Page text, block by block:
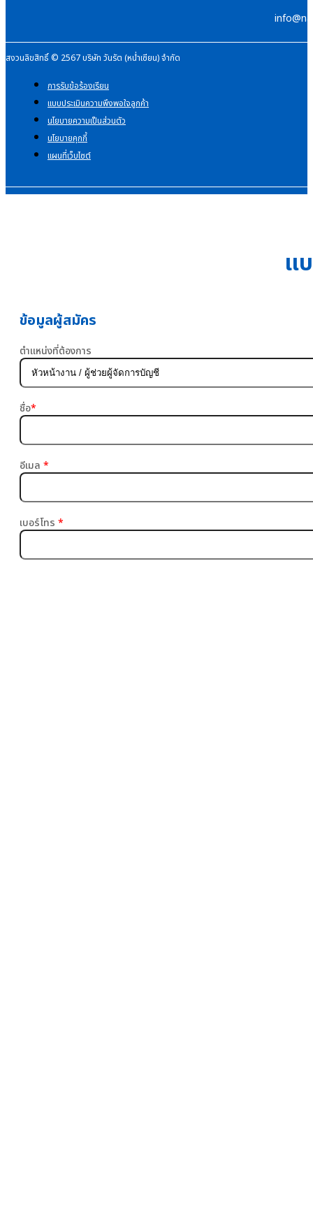
สงวนลิขสิทธิ์ © 2567 บริษัท วันรัต (หน่ำเซียน) จำกัด
การรับข้อร้องเรียน
แบบประเมินความพึงพอใจลูกค้า
นโยบายความเป็นส่วนตัว
นโยบายคุกกี้
แผนที่เว็บไซต์
แ
ข้อมูลผู้สมัคร
ตำแหน่งที่ต้องการ
ชื่อ
อีเมล
เบอร์โทร